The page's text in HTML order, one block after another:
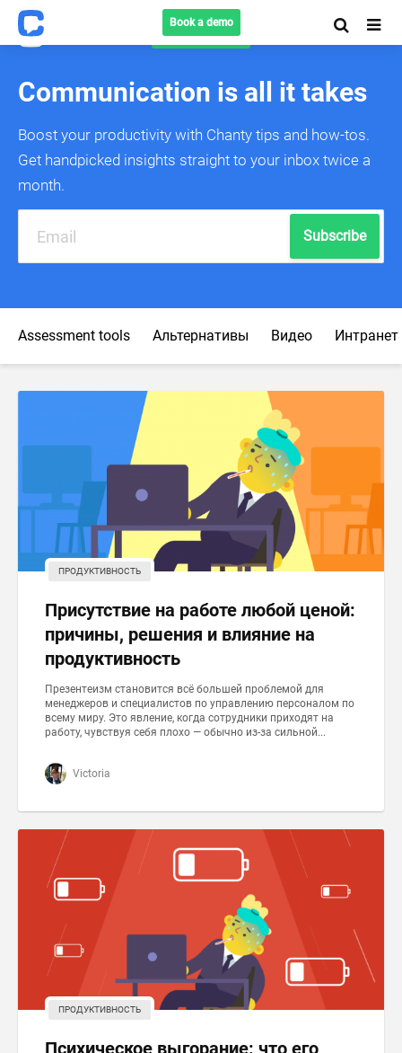
Book a demo
Communication is all it takes
Boost your productivity with Chanty tips and how-tos.
Get handpicked insights straight to your inbox twice a
month.
Subscribe
Assessment tools Альтернативы Видео Интранет
Book a demo
ПРОДУКТИВНОСТЬ
Присутствие на работе любой ценой:
причины, решения и влияние на
продуктивность
Презентеизм становится всё большей проблемой для
менеджеров и специалистов по управлению персоналом по
всему миру. Это явление, когда сотрудники приходят на
работу, чувствуя себя плохо — обычно из-за сильной...
Victoria
ПРОДУКТИВНОСТЬ
Психическое выгорание: что его